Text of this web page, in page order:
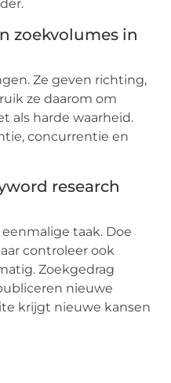
zoekvolumes in
Ze geven richting,
ze daarom om
als harde waarheid.
concurrentie en
research
taak. Doe
controleer ook
Zoekgedrag
nieuwe
krijgt nieuwe kansen